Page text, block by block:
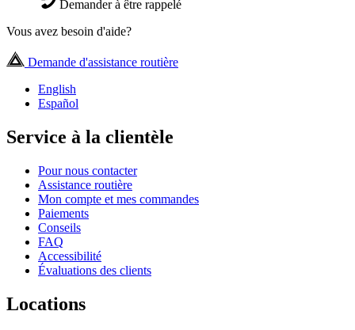
Demander à être rappelé
Vous avez besoin d'aide?
Demande d'assistance routière
English
Español
Service à la clientèle
Pour nous contacter
Assistance routière
Mon compte et mes commandes
Paiements
Conseils
FAQ
Accessibilité
Évaluations des clients
Locations